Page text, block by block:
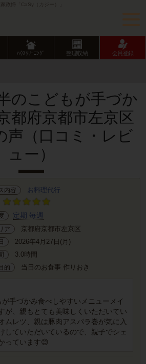
政婦「CaSy（カジー）」
ﾊｳｽｸﾘｰﾆﾝｸﾞ 整理収納 会員登録
のこどもが手づか
都府京都市左京区
声（口コミ・レビ
ュー）
内容 お料理代行
定期 毎週
ア 京都府京都市左京区
2026年4月27日(月)
3.0時間
的 当日のお食事 作りおき
手づかみ食べしやすいメニューメイ
が、親もとても美味しくいただいてい
ムレツ、親は豚肉アスパラ巻が気に入
していただいているので、親子でシェ
っています😊